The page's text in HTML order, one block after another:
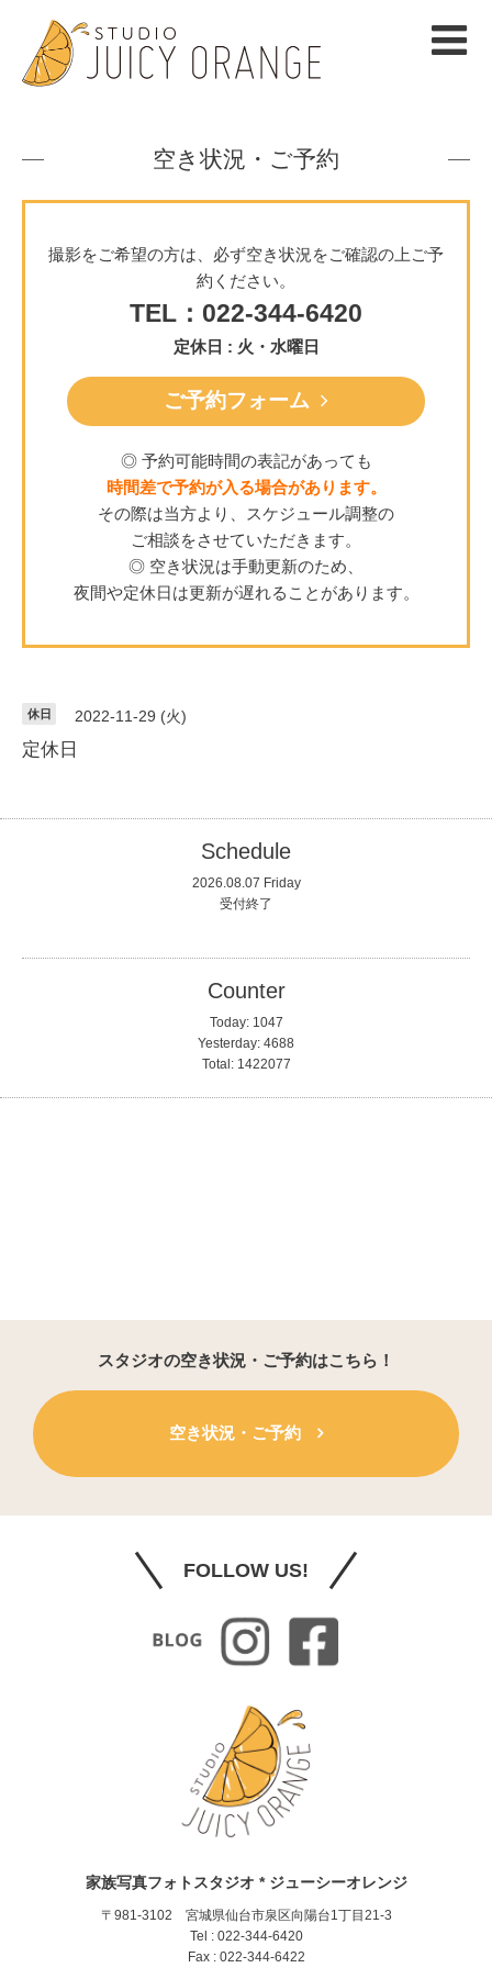
空き状況・ご予約
撮影をご希望の方は、必ず空き状況をご確認の上ご予
約ください。
TEL：022-344-6420
定休日 : 火・水曜日
ご予約フォーム
◎ 予約可能時間の表記があっても
時間差で予約が入る場合があります。
その際は当方より、スケジュール調整の
ご相談をさせていただきます。
◎ 空き状況は手動更新のため、
夜間や定休日は更新が遅れることがあります。
休日 2022-11-29 (火)
定休日
Schedule
2026.08.07 Friday
受付終了
Counter
Today: 1047
Yesterday: 4688
Total: 1422077
スタジオの空き状況・ご予約はこちら！
空き状況・ご予約
FOLLOW US!
家族写真フォトスタジオ * ジューシーオレンジ
〒981-3102 宮城県仙台市泉区向陽台1丁目21-3
Tel : 022-344-6420
Fax : 022-344-6422